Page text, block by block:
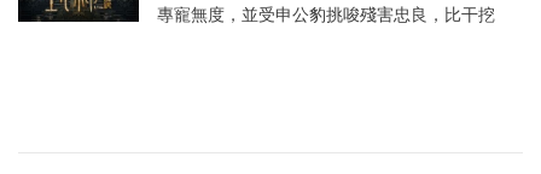
專寵無度，並受申公豹挑唆殘害忠良，比干挖